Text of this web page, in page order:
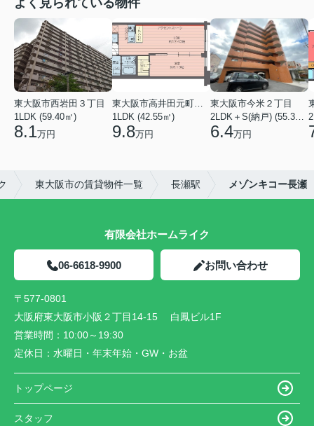
よく見られている物件
東大阪市西岩田３丁目
1LDK (59.40㎡)
8.1万円
東大阪市高井田元町２丁目
1LDK (42.55㎡)
9.8万円
東大阪市今米２丁目
2LDK＋S(納戸) (55.35㎡)
6.4万円
東大阪市の賃貸物件一覧 長瀬駅 メゾンキコー長瀬
有限会社ホームライク
06-6618-9900 お問い合わせ
〒577-0801
大阪府東大阪市小阪２丁目14-15 白鳳ビル1F
営業時間： 10:00～19:30
定休日： 水曜日・年末年始・GW・お盆
トップページ
スタッフ